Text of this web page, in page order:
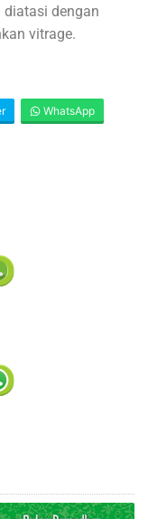
dengan
vitrage.
WhatsApp